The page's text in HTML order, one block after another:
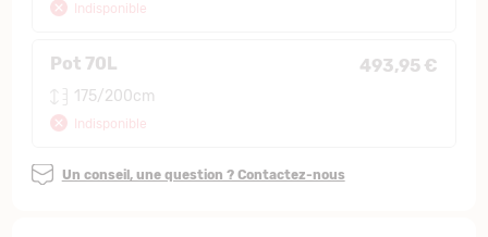
Indisponible
Pot 70L 493,95 €
175/200cm
Indisponible
Un conseil, une question ? Contactez-nous